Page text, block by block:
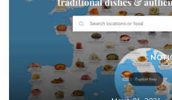
Concurso "Las mejores